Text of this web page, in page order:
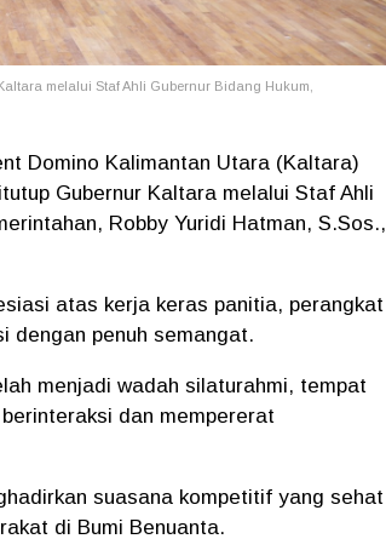
melalui Staf Ahli Gubernur Bidang Hukum,
Domino Kalimantan Utara (Kaltara)
Gubernur Kaltara melalui Staf Ahli
Robby Yuridi Hatman, S.Sos.,
atas kerja keras panitia, perangkat
dengan penuh semangat.
menjadi wadah silaturahmi, tempat
dan mempererat
suasana kompetitif yang sehat
di Bumi Benuanta.